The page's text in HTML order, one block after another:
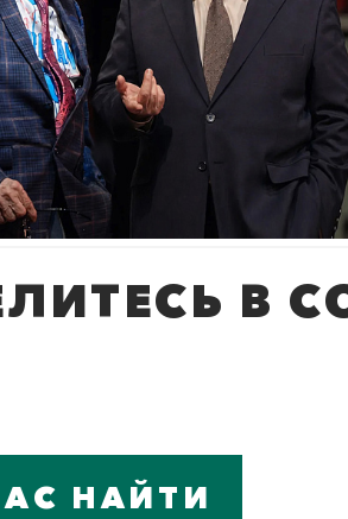
В
НАЙТИ